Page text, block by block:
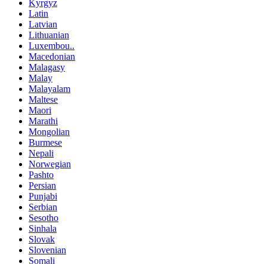
Kyrgyz
Latin
Latvian
Lithuanian
Luxembou..
Macedonian
Malagasy
Malay
Malayalam
Maltese
Maori
Marathi
Mongolian
Burmese
Nepali
Norwegian
Pashto
Persian
Punjabi
Serbian
Sesotho
Sinhala
Slovak
Slovenian
Somali